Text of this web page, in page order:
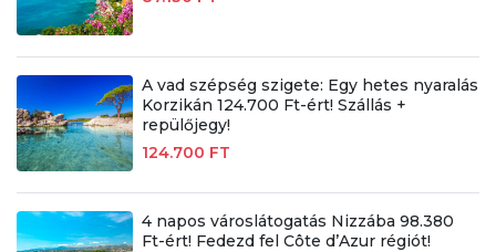
A vad szépség szigete: Egy hetes nyaralás
Korzikán 124.700 Ft-ért! Szállás +
repülőjegy!
124.700 FT
4 napos városlátogatás Nizzába 98.380
Ft-ért! Fedezd fel Côte d’Azur régiót!